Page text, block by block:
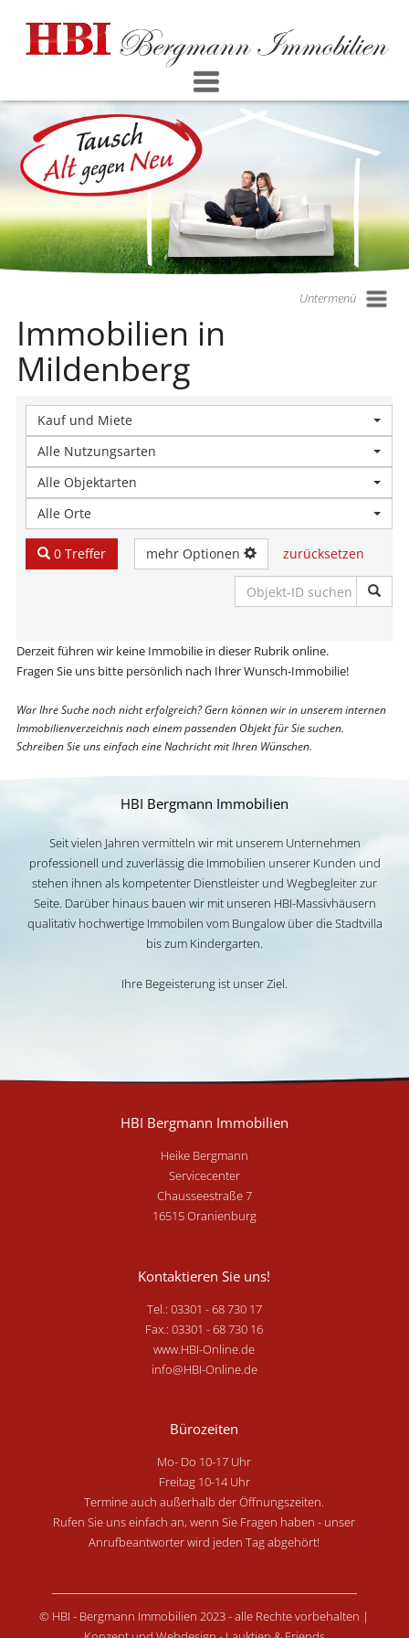
Untermenü
Immobilien in
Mildenberg
Kauf und Miete
Alle Nutzungsarten
Alle Objektarten
Alle Orte
0 Treffer mehr Optionen zurücksetzen
Derzeit führen wir keine Immobilie in dieser Rubrik online.
Fragen Sie uns bitte persönlich nach Ihrer Wunsch-Immobilie!
War Ihre Suche noch nicht erfolgreich? Gern können wir in unserem internen
Immobilienverzeichnis nach einem passenden Objekt für Sie suchen.
Schreiben Sie uns einfach eine Nachricht mit Ihren Wünschen.
HBI Bergmann Immobilien
Seit vielen Jahren vermitteln wir mit unserem Unternehmen
professionell und zuverlässig die Immobilien unserer Kunden und
stehen ihnen als kompetenter Dienstleister und Wegbegleiter zur
Seite. Darüber hinaus bauen wir mit unseren HBI-Massivhäusern
qualitativ hochwertige Immobilen vom Bungalow über die Stadtvilla
bis zum Kindergarten.
Ihre Begeisterung ist unser Ziel.
HBI Bergmann Immobilien
Heike Bergmann
Servicecenter
Chausseestraße 7
16515 Oranienburg
Kontaktieren Sie uns!
Tel.: 03301 - 68 730 17
Fax.: 03301 - 68 730 16
www.HBI-Online.de
info@HBI-Online.de
Bürozeiten
Mo- Do 10-17 Uhr
Freitag 10-14 Uhr
Termine auch außerhalb der Öffnungszeiten.
Rufen Sie uns einfach an, wenn Sie Fragen haben - unser
Anrufbeantworter wird jeden Tag abgehört!
© HBI - Bergmann Immobilien 2023 - alle Rechte vorbehalten |